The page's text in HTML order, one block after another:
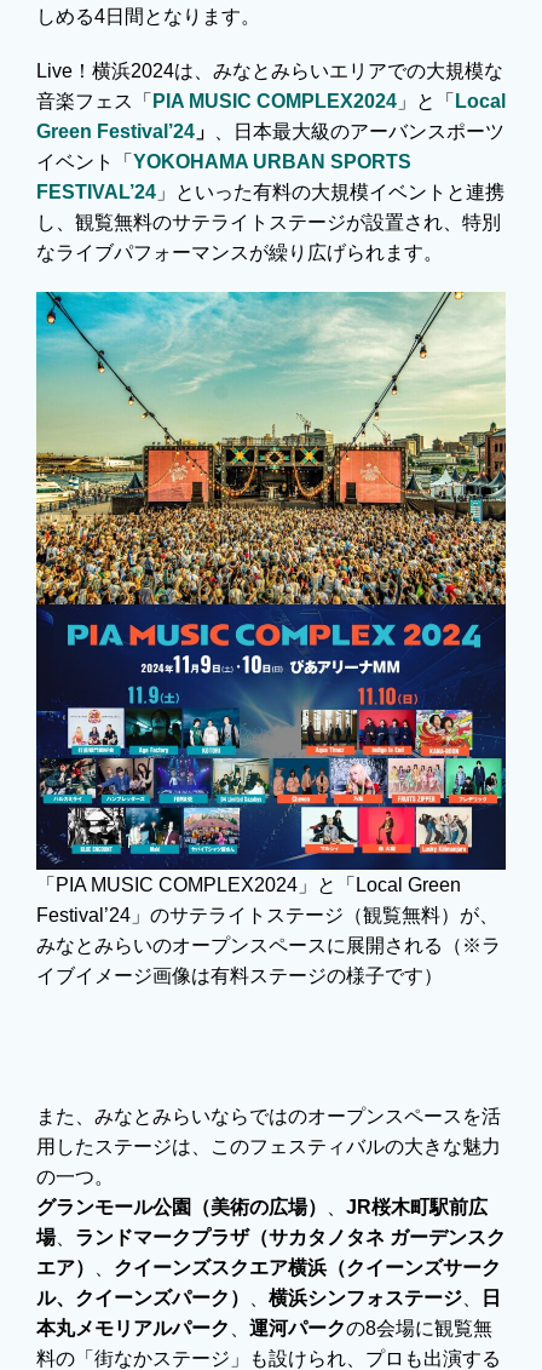
しめる4日間となります。
Live！横浜2024は、みなとみらいエリアでの大規模な
音楽フェス「PIA MUSIC COMPLEX2024 」と「Local
Green Festival’24 」
、日本最大級のアーバンスポーツ
イベント「YOKOHAMA URBAN SPORTS
FESTIVAL’24 」といった有料の大規模イベントと連携
し、観覧無料のサテライトステージが設置され、特別
なライブパフォーマンスが繰り広げられます。
「PIA MUSIC COMPLEX2024」と「Local Green
Festival’24」のサテライトステージ（観覧無料）が、
みなとみらいのオープンスペースに展開される（※ラ
イブイメージ画像は有料ステージの様子です）
また、みなとみらいならではのオープンスペースを活
用したステージは、このフェスティバルの大きな魅力
の一つ。
グランモール公園（美術の広場）
JR桜木町駅前広
場、 ランドマークプラザ（サカタノタネ ガーデンスク
エア）
クイーンズスクエア横浜（クイーンズサーク
ル、クイーンズパーク）
横浜シンフォステージ
日
本丸メモリアルパーク
運河パークの8会場に観覧無
料の「街なかステージ」も設けられ、プロも出演する